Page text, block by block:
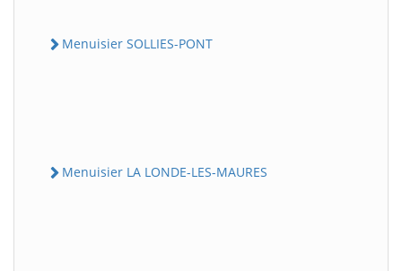
Menuisier SOLLIES-PONT
Menuisier LA LONDE-LES-MAURES